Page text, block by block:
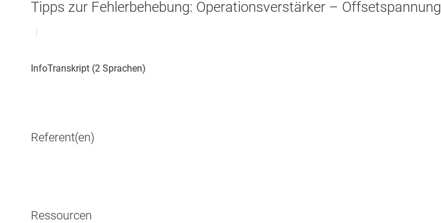
Tipps zur Fehlerbehebung: Operationsverstärker – Offsetspannung
|
Referent(en)
Ressourcen